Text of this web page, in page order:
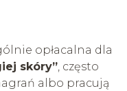
opłacalna dla
skóry”, często
albo pracują